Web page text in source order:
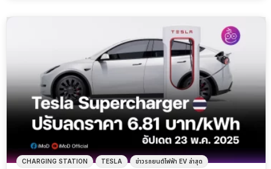
CHARGING STATION TESLA ข่าวรถยนต์ไฟฟ้า EV ล่าสุด